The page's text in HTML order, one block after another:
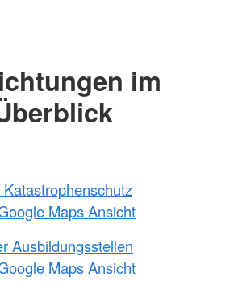
im
Maps Ansicht
Ausbildungsstellen
Maps Ansicht